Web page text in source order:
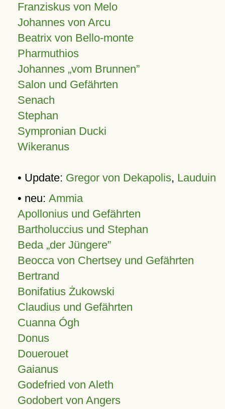
Franziskus von Melo
Johannes von Arcu
Beatrix von Bello-monte
Pharmuthios
Johannes vom Brunnen
Salon und Gefährten
Senach
Stephan
Sympronian Ducki
Wikeranus
• Update: Gregor von Dekapolis, Lauduin
• neu: Ammia
Apollonius und Gefährten
Bartholuccius und Stephan
Beda „der Jüngere”
Beocca von Chertsey und Gefährten
Bertrand
Bonifatius Żukowski
Claudius und Gefährten
Cuanna Ógh
Donus
Douerouet
Gaianus
Godefried von Aleth
Godobert von Angers